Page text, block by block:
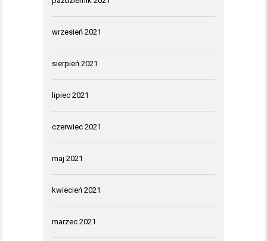
wrzesień 2021
sierpień 2021
lipiec 2021
czerwiec 2021
maj 2021
kwiecień 2021
marzec 2021